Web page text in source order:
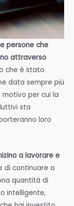
persone che
attraverso
che è stato
data sempre più
per cui la
sta
loro
a lavorare e
di continuare a
quantità di
intelligente,